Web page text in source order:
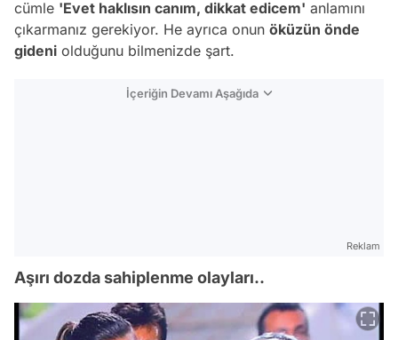
cümle 'Evet haklısın canım, dikkat edicem' anlamını
çıkarmanız gerekiyor. He ayrıca onun öküzün önde
gideni olduğunu bilmenizde şart.
İçeriğin Devamı Aşağıda
Reklam
Aşırı dozda sahiplenme olayları..